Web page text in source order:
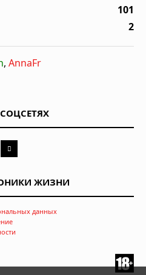
101
2
, AnnaFr
ЖИЗНИ
данных